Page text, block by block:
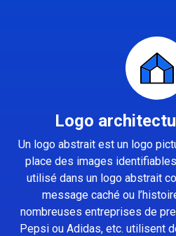
Logo
Un logo abstrait est un logo
place des images
utilisé dans un logo abstrait
message caché ou
nombreuses entreprises de
Pepsi ou Adidas, etc. utilisent